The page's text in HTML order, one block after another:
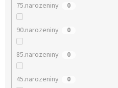
75.narozeniny 0
90.narozeniny 0
85.narozeniny 0
45.narozeniny 0